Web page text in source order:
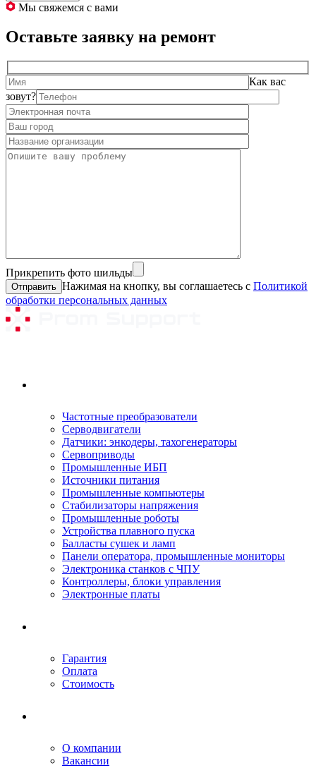
Мы свяжемся с вами
Оставьте заявку на ремонт
Как вас
зовут?
Прикрепить фото шильды
Нажимая на кнопку, вы соглашаетесь с Политикой
обработки персональных данных
Частотные преобразователи
Серводвигатели
Датчики: энкодеры, тахогенераторы
Сервоприводы
Промышленные ИБП
Источники питания
Промышленные компьютеры
Стабилизаторы напряжения
Промышленные роботы
Устройства плавного пуска
Балласты сушек и ламп
Панели оператора, промышленные мониторы
Электроника станков с ЧПУ
Контроллеры, блоки управления
Электронные платы
Гарантия
Оплата
Стоимость
О компании
Вакансии